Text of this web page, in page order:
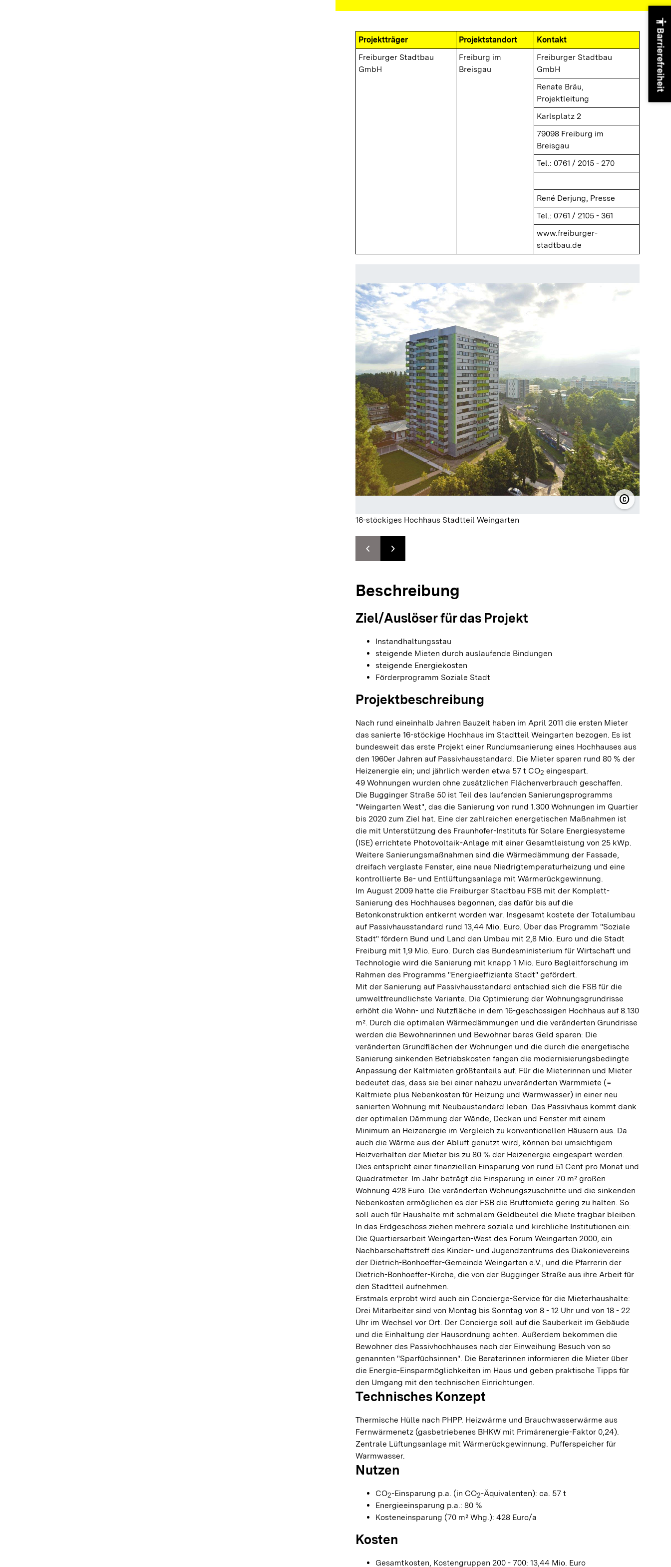
Projektträger Projektstandort
Kontakt
Freiburger Stadtbau
GmbH
Freiburg im
Breisgau
Freiburger Stadtbau
GmbH
Renate Bräu,
Projektleitung
Karlsplatz 2
79098 Freiburg im
Breisgau
Tel.: 0761 / 2015 - 270
René Derjung, Presse
Tel.: 0761 / 2105 - 361
www.freiburger-
stadtbau.de
copyright
©
16-stöckiges Hochhaus Stadtteil Weingarten
chevron_leftZur vorhergehenden Folie springen
chevron_rightZur nächsten Folie springen
Beschreibung
Ziel/Auslöser für das Projekt
Instandhaltungsstau
steigende Mieten durch auslaufende Bindungen
steigende Energiekosten
Förderprogramm Soziale Stadt
Projektbeschreibung
Nach rund eineinhalb Jahren Bauzeit haben im April 2011 die ersten Mieter
das sanierte 16-stöckige Hochhaus im Stadtteil Weingarten bezogen. Es ist
bundesweit das erste Projekt einer Rundumsanierung eines Hochhauses aus
den 1960er Jahren auf Passivhausstandard. Die Mieter sparen rund 80 % der
Heizenergie ein; und jährlich werden etwa 57 t CO2 eingespart.
49 Wohnungen wurden ohne zusätzlichen Flächenverbrauch geschaffen.
Die Bugginger Straße 50 ist Teil des laufenden Sanierungsprogramms
"Weingarten West", das die Sanierung von rund 1.300 Wohnungen im Quartier
bis 2020 zum Ziel hat. Eine der zahlreichen energetischen Maßnahmen ist
die mit Unterstützung des Fraunhofer-Instituts für Solare Energiesysteme
(ISE) errichtete Photovoltaik-Anlage mit einer Gesamtleistung von 25 kWp.
Weitere Sanierungsmaßnahmen sind die Wärmedämmung der Fassade,
dreifach verglaste Fenster, eine neue Niedrigtemperaturheizung und eine
kontrollierte Be- und Entlüftungsanlage mit Wärmerückgewinnung.
Im August 2009 hatte die Freiburger Stadtbau FSB mit der Komplett-
Sanierung des Hochhauses begonnen, das dafür bis auf die
Betonkonstruktion entkernt worden war. Insgesamt kostete der Totalumbau
auf Passivhausstandard rund 13,44 Mio. Euro. Über das Programm "Soziale
Stadt" fördern Bund und Land den Umbau mit 2,8 Mio. Euro und die Stadt
Freiburg mit 1,9 Mio. Euro. Durch das Bundesministerium für Wirtschaft und
Technologie wird die Sanierung mit knapp 1 Mio. Euro Begleitforschung im
Rahmen des Programms "Energieeffiziente Stadt" gefördert.
Mit der Sanierung auf Passivhausstandard entschied sich die FSB für die
umweltfreundlichste Variante. Die Optimierung der Wohnungsgrundrisse
erhöht die Wohn- und Nutzfläche in dem 16-geschossigen Hochhaus auf 8.130
m². Durch die optimalen Wärmedämmungen und die veränderten Grundrisse
werden die Bewohnerinnen und Bewohner bares Geld sparen: Die
veränderten Grundflächen der Wohnungen und die durch die energetische
Sanierung sinkenden Betriebskosten fangen die modernisierungsbedingte
Anpassung der Kaltmieten größtenteils auf. Für die Mieterinnen und Mieter
bedeutet das, dass sie bei einer nahezu unveränderten Warmmiete (=
Kaltmiete plus Nebenkosten für Heizung und Warmwasser) in einer neu
sanierten Wohnung mit Neubaustandard leben. Das Passivhaus kommt dank
der optimalen Dämmung der Wände, Decken und Fenster mit einem
Minimum an Heizenergie im Vergleich zu konventionellen Häusern aus. Da
auch die Wärme aus der Abluft genutzt wird, können bei umsichtigem
Heizverhalten der Mieter bis zu 80 % der Heizenergie eingespart werden.
Dies entspricht einer finanziellen Einsparung von rund 51 Cent pro Monat und
Quadratmeter. Im Jahr beträgt die Einsparung in einer 70 m² großen
Wohnung 428 Euro. Die veränderten Wohnungszuschnitte und die sinkenden
Nebenkosten ermöglichen es der FSB die Bruttomiete gering zu halten. So
soll auch für Haushalte mit schmalem Geldbeutel die Miete tragbar bleiben.
In das Erdgeschoss ziehen mehrere soziale und kirchliche Institutionen ein:
Die Quartiersarbeit Weingarten-West des Forum Weingarten 2000, ein
Nachbarschaftstreff des Kinder- und Jugendzentrums des Diakonievereins
der Dietrich-Bonhoeffer-Gemeinde Weingarten e.V., und die Pfarrerin der
Dietrich-Bonhoeffer-Kirche, die von der Bugginger Straße aus ihre Arbeit für
den Stadtteil aufnehmen.
Erstmals erprobt wird auch ein Concierge-Service für die Mieterhaushalte:
Drei Mitarbeiter sind von Montag bis Sonntag von 8 - 12 Uhr und von 18 - 22
Uhr im Wechsel vor Ort. Der Concierge soll auf die Sauberkeit im Gebäude
und die Einhaltung der Hausordnung achten. Außerdem bekommen die
Bewohner des Passivhochhauses nach der Einweihung Besuch von so
genannten "Sparfüchsinnen". Die Beraterinnen informieren die Mieter über
die Energie-Einsparmöglichkeiten im Haus und geben praktische Tipps für
den Umgang mit den technischen Einrichtungen.
Technisches Konzept
Thermische Hülle nach PHPP. Heizwärme und Brauchwasserwärme aus
Fernwärmenetz (gasbetriebenes BHKW mit Primärenergie-Faktor 0,24).
Zentrale Lüftungsanlage mit Wärmerückgewinnung. Pufferspeicher für
Warmwasser.
Nutzen
CO2-Einsparung p.a. (in CO2-Äquivalenten): ca. 57 t
Energieeinsparung p.a.: 80 %
Kosteneinsparung (70 m² Whg.): 428 Euro/a
Kosten
Gesamtkosten, Kostengruppen 200 - 700: 13,44 Mio. Euro
accessibility
Barrierefreiheit